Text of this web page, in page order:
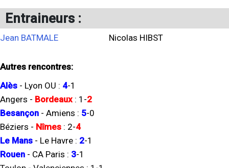
Entraineurs :
Jean BATMALE Nicolas HIBST
Autres rencontres:
Alès - Lyon OU : 4-1
Angers - Bordeaux : 1 -2
Besançon - Amiens : 5-0
Béziers - Nîmes : 2-4
Le Mans - Le Havre : 2-1
Rouen - CA Paris : 3-1